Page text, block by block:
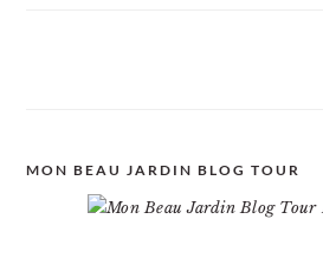
MON BEAU JARDIN BLOG TOUR